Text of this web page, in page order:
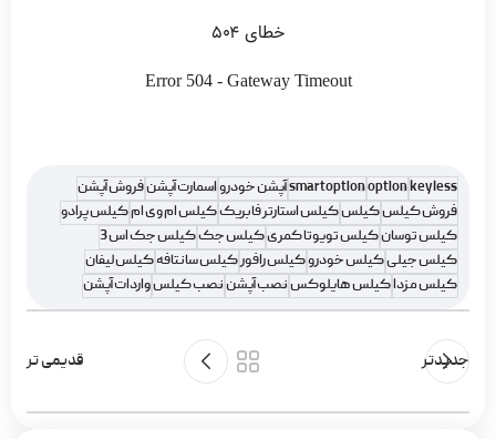
keyless
option
smartoptionآپشن خودرواسمارت آپشنفروش آپشن
فروش کیلسکیلسکیلس استارتر فابریککیلس ام وی امکیلس پرادو
کیلس توسانکیلس تویوتا کمریکیلس جککیلس جک اس 3
کیلس جیلیکیلس خودروکیلس رافورکیلس سانتافهکیلس لیفان
کیلس مزداکیلس هایلوکسنصب آپشننصب کیلسواردات آپشن
جدیدتر قدیمی تر